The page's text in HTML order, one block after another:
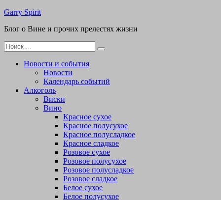
Перейти
содержимому
Garry Spirit
Блог о Вине и прочих прелестях жизни
Поиск
для:
Новости и события
Новости
Календарь событий
Алкоголь
Виски
Вино
Красное сухое
Красное полусухое
Красное полусладкое
Красное сладкое
Розовое сухое
Розовое полусухое
Розовое полусладкое
Розовое сладкое
Белое сухое
Белое полусухое